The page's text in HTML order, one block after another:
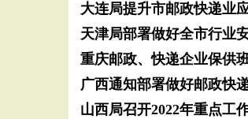
大连局提升市邮政快递业
天津局部署做好全市行业
重庆邮政、快递企业保供
广西通知部署做好邮政快
山西局召开2022年重点工